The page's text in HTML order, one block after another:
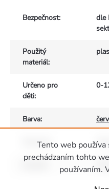
Tento web
prechádzaním tohto
používaním.
Bezpečnost:
dle
Použitý
materiál:
Určeno pro
děti:
0-
Barva:
Nosnost: 70